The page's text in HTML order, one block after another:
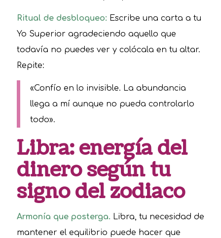
Ritual de desbloqueo: Escribe una carta a tu
Yo Superior agradeciendo aquello que
todavía no puedes ver y colócala en tu altar.
Repite:
«Confío en lo invisible. La abundancia
llega a mí aunque no pueda controlarlo
todo».
Libra: energía del
dinero según tu
signo del zodiaco
Armonía que posterga. Libra, tu necesidad de
mantener el equilibrio puede hacer que